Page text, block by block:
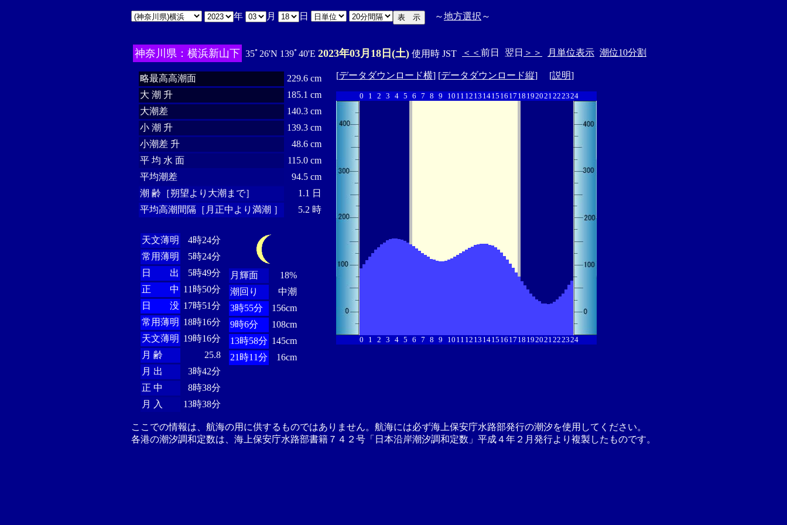
年 月 日 ～地方選択 ～
神奈川県：横浜新山下 35ﾟ26'N 139ﾟ40'E 2023年03月18日(土) 使用時 JST ＜＜ 前日 翌日 ＞＞ 月単位表示 潮位10分割
略最高高潮面
229.6 cm
大 潮 升
185.1 cm
大潮差
140.3 cm
小 潮 升
139.3 cm
小潮差 升
48.6 cm
平 均 水 面
115.0 cm
平均潮差
94.5 cm
潮 齢［朔望より大潮まで］
1.1 日
平均高潮間隔［月正中より満潮 ］
5.2 時
天文薄明
4時24分
常用薄明
5時24分
日 出
5時49分
正 中 11時50分
日 没 17時51分
常用薄明 18時16分
天文薄明 19時16分
月 齢
25.8
月 出
3時42分
正 中
8時38分
月 入
13時38分
月輝面
18%
潮回り
中潮
3時55分
156cm
9時6分
108cm
13時58分 145cm
21時11分
16cm
[データダウンロード横] [データダウンロード縦] [説明]
0 1 2 3 4 5 6 7 8 9 10 11 12 13 1415 16 17 18 192021222324
0 1 2 3 4 5 6 7 8 9 10 11 12 13 1415 16 17 18 192021222324
ここでの情報は、航海の用に供するものではありません。航海には必ず海上保安庁水路部発行の潮汐を使用してください。
各港の潮汐調和定数は、海上保安庁水路部書籍７４２号「日本沿岸潮汐調和定数」平成４年２月発行より複製したものです。